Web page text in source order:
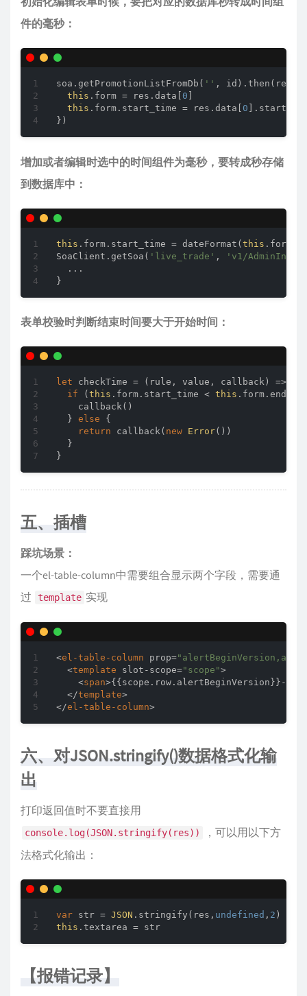
件的毫秒：
soa.getPromotionListFromDb( '' , id).then( res
this .form = res.data[ 0
this .form.start_time = res.data[ 0
增加或者编辑时选中的时间组件为毫秒，要转成秒存储
到数据库中：
this .form.start_time = dateFormat(this
SoaClient.getSoa( 'live_trade' ,
'v1/
  ...
表单校验时判断结束时间要大于开始时间：
let checkTime = ( rule, value, callback ) =>
if ( this .form.start_time < this
    callback()
  }
else {
return callback( new Error())
  }
五、插槽
踩坑场景：
一个el-table-column中需要组合显示两个字段，需要通
过
template 实现
<el-table-column prop=
<template slot-scope="scope">
<span>{{scope.row.alertBeginVersion}}-
</template>
</el-table-column>
六、对JSON.stringify()数据格式化输
出
打印返回值时不要直接用
console.log(JSON.stringify(res))
，可以用以下方
法格式化输出：
var str = JSON .stringify(res, undefined , 2
this
【报错记录】